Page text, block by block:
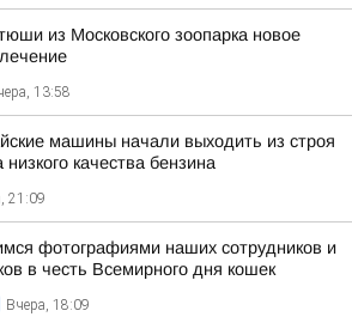
из Московского зоопарка новое
13:58
машины начали выходить из строя
низкого качества бензина
21:09
фотографиями наших сотрудников и
в честь Всемирного дня кошек
Вчера, 18:09